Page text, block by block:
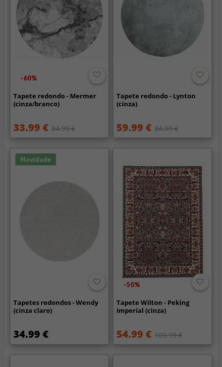
-60%
Tapete redondo - Mermer
(cinza/branco)
33.99 € 84.99 €
Tapete redondo - Lynton
(cinza)
59.99 € 84.99 €
Novidade
Tapetes redondos - Wendy
(cinza claro)
34.99 €
-50%
Tapete Wilton - Peking
Imperial (cinza)
54.99 € 109.99 €